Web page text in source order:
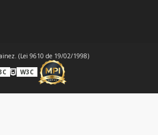
(Lei 9610 de 19/02/1998)
W3C